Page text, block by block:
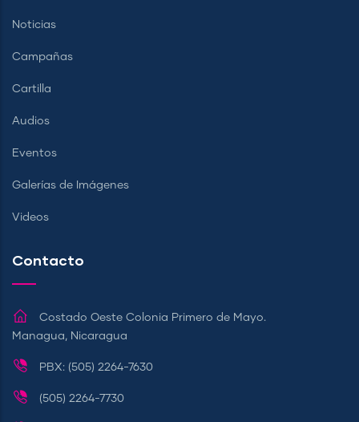
Noticias
Campañas
Cartilla
Audios
Eventos
Galerías de Imágenes
Videos
Contacto
Costado Oeste Colonia Primero de Mayo.
Managua, Nicaragua
PBX: (505) 2264-7630
(505) 2264-7730